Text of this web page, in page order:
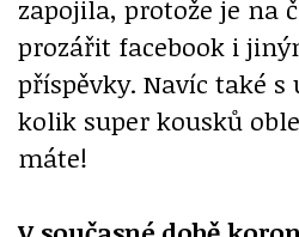
zapojila, protože je na
prozářit facebook i
příspěvky. Navíc také
kolik super kousků
máte!